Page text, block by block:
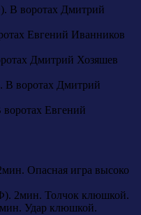
В воротах Дмитрий
Евгений Иванников
Дмитрий Хозяшев
воротах Дмитрий
Евгений
Опасная игра высоко
2мин. Толчок клюшкой.
Удар клюшкой.